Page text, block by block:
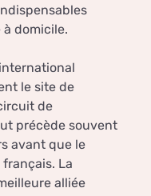
domicile.
le site de
de
précède souvent
avant que le
La
alliée